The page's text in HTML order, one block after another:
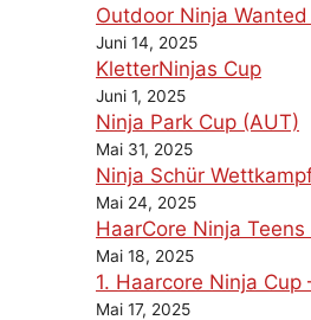
Outdoor Ninja
Juni 14, 2025
KletterNinjas Cup
Juni 1, 2025
Ninja Park Cup (AUT)
Mai 31, 2025
Ninja Schür
Mai 24, 2025
HaarCore Ninja Teens
Mai 18, 2025
1. Haarcore Ninja
Mai 17, 2025